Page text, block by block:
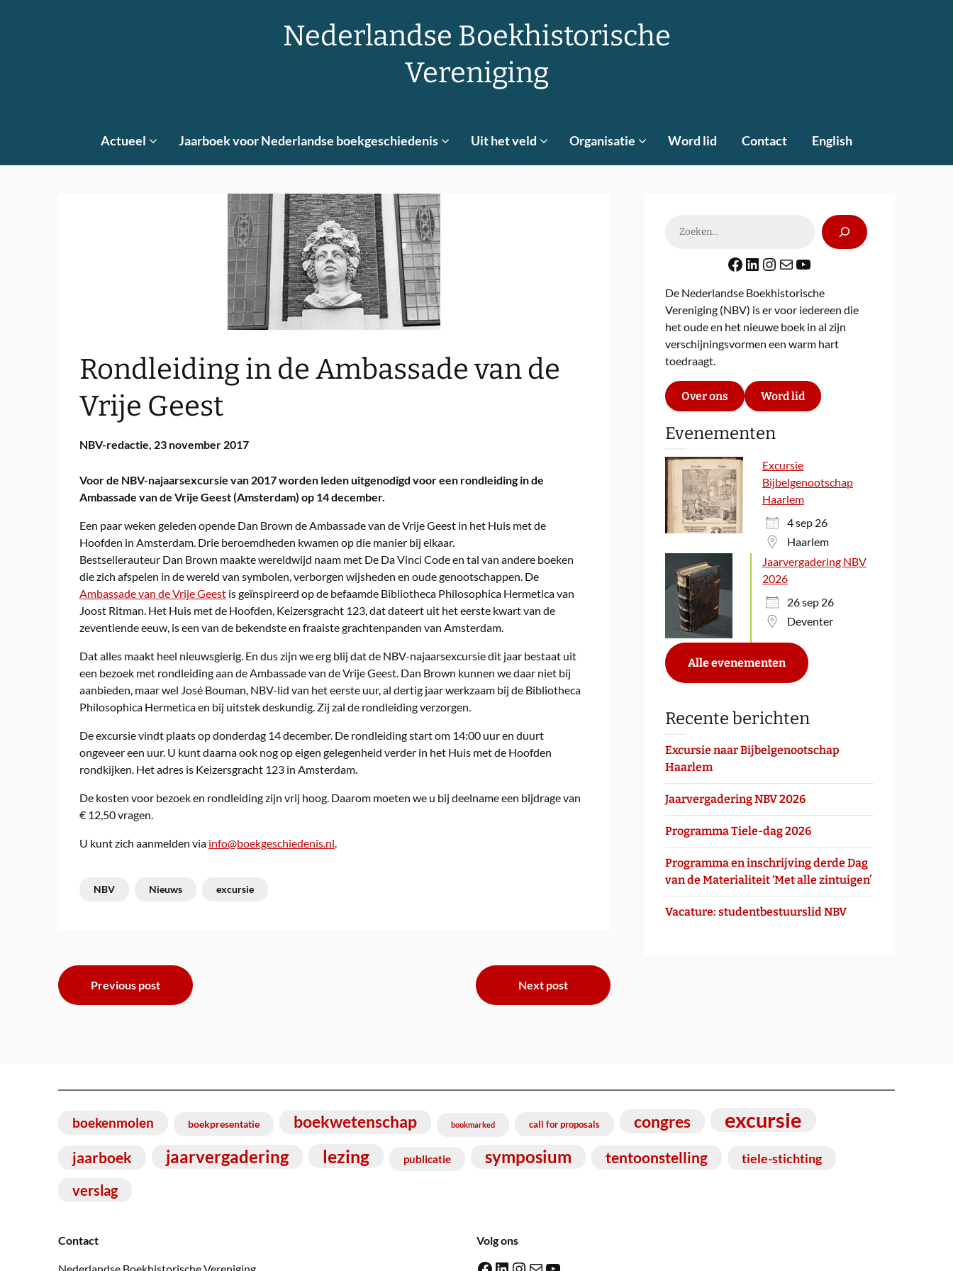
Nederlandse Boekhistorische
Vereniging
Actueel Jaarboek voor Nederlandse boekgeschiedenis Uit het veld Organisatie Word lid Contact English
Rondleiding in de Ambassade van de
Vrije Geest
NBV-redactie, 23 november 2017
Voor de NBV-najaarsexcursie van 2017 worden leden uitgenodigd voor een rondleiding in de
Ambassade van de Vrije Geest (Amsterdam) op 14 december.
Een paar weken geleden opende Dan Brown de Ambassade van de Vrije Geest in het Huis met de
Hoofden in Amsterdam. Drie beroemdheden kwamen op die manier bij elkaar.
Bestsellerauteur Dan Brown maakte wereldwijd naam met De Da Vinci Code en tal van andere boeken
die zich afspelen in de wereld van symbolen, verborgen wijsheden en oude genootschappen. De
Ambassade van de Vrije Geest is geïnspireerd op de befaamde Bibliotheca Philosophica Hermetica van
Joost Ritman. Het Huis met de Hoofden, Keizersgracht 123, dat dateert uit het eerste kwart van de
zeventiende eeuw, is een van de bekendste en fraaiste grachtenpanden van Amsterdam.
Dat alles maakt heel nieuwsgierig. En dus zijn we erg blij dat de NBV-najaarsexcursie dit jaar bestaat uit
een bezoek met rondleiding aan de Ambassade van de Vrije Geest. Dan Brown kunnen we daar niet bij
aanbieden, maar wel José Bouman, NBV-lid van het eerste uur, al dertig jaar werkzaam bij de Bibliotheca
Philosophica Hermetica en bij uitstek deskundig. Zij zal de rondleiding verzorgen.
De excursie vindt plaats op donderdag 14 december. De rondleiding start om 14:00 uur en duurt
ongeveer een uur. U kunt daarna ook nog op eigen gelegenheid verder in het Huis met de Hoofden
rondkijken. Het adres is Keizersgracht 123 in Amsterdam.
De kosten voor bezoek en rondleiding zijn vrij hoog. Daarom moeten we u bij deelname een bijdrage van
€ 12,50 vragen.
U kunt zich aanmelden via info@boekgeschiedenis.nl.
NBV Nieuws excursie
Bericht
navigatie
Previous post Next post
Facebook
LinkedIn
Instagram
E-mailYouTube
De Nederlandse Boekhistorische
Vereniging (NBV) is er voor iedereen die
het oude en het nieuwe boek in al zijn
verschijningsvormen een warm hart
toedraagt.
Over ons Word lid
Evenementen
Excursie
Bijbelgenootschap
Haarlem
4 sep 26
Haarlem
Jaarvergadering NBV
2026
26 sep 26
Deventer
Alle evenementen
Recente berichten
Excursie naar Bijbelgenootschap
Haarlem
Jaarvergadering NBV 2026
Programma Tiele-dag 2026
Programma en inschrijving derde Dag
van de Materialiteit ‘Met alle zintuigen’
Vacature: studentbestuurslid NBV
boekenmolen boekpresentatie boekwetenschap bookmarked call for proposals congres excursie
jaarboek jaarvergadering lezing publicatie symposium tentoonstelling tiele-stichting
verslag
Contact Volg ons